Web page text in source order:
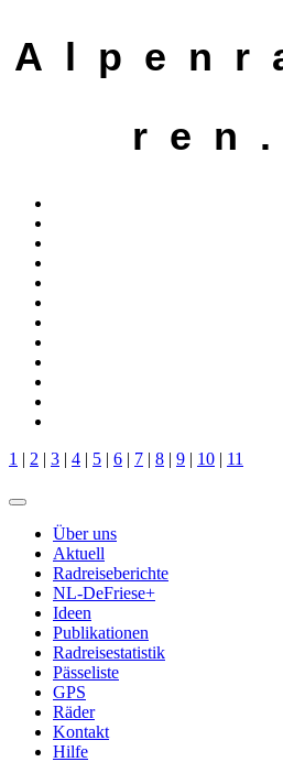
A l p e n r
r e n .
1 | 2 | 3 | 4 | 5 | 6 | 7 | 8 | 9 | 10 | 11
Über uns
Aktuell
Radreiseberichte
NL-DeFriese+
Ideen
Publikationen
Radreisestatistik
Pässeliste
GPS
Räder
Kontakt
Hilfe